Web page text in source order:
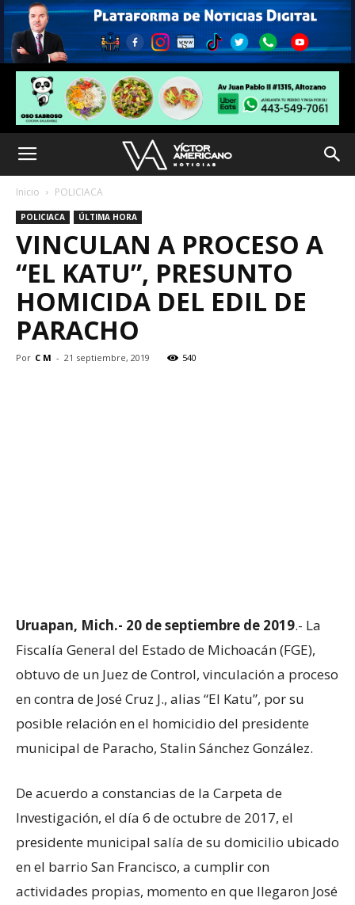
Inicio POLICIACA
POLICIACA ÚLTIMA HORA
VINCULAN A PROCESO A
“EL KATU”, PRESUNTO
HOMICIDA DEL EDIL DE
PARACHO
Por C M - 21 septiembre, 2019 540
Uruapan, Mich.- 20 de septiembre de 2019.- La
Fiscalía General del Estado de Michoacán (FGE),
obtuvo de un Juez de Control, vinculación a proceso
en contra de José Cruz J., alias “El Katu”, por su
posible relación en el homicidio del presidente
municipal de Paracho, Stalin Sánchez González.
De acuerdo a constancias de la Carpeta de
Investigación, el día 6 de octubre de 2017, el
presidente municipal salía de su domicilio ubicado
en el barrio San Francisco, a cumplir con
actividades propias, momento en que llegaron José